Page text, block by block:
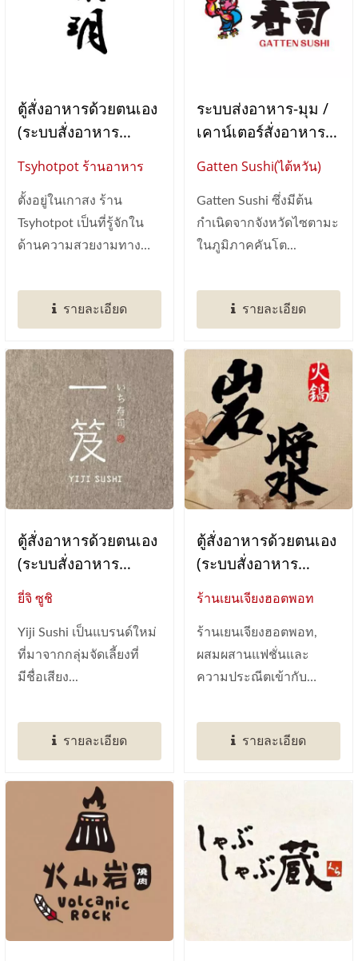
ตู้สั่งอาหารด้วยตนเอง
(ระบบสั่งอาหาร
แท็บเล็ต)
Tsyhotpot ร้านอาหาร
ตั้งอยู่ในเกาสง ร้าน
Tsyhotpot เป็นที่รู้จักใน
ด้านความสวยงามทาง
รายละเอียด
ระบบส่งอาหาร-มุม /
เคาน์เตอร์สั่งอาหาร
ด้วยตนเอง (ระบบสั่ง
อาหารแท็บเล็ต) /
สายพานซูชิ (ระบบส่ง
อาหาร)
Gatten Sushi(ไต้หวัน)
Gatten Sushi ซึ่งมีต้น
กำเนิดจากจังหวัดไซตามะ
ในภูมิภาคคันโต...
รายละเอียด
ตู้สั่งอาหารด้วยตนเอง
(ระบบสั่งอาหาร
แท็บเล็ต)
ยี่จิ ซูชิ
Yiji Sushi เป็นแบรนด์ใหม่
ที่มาจากกลุ่มจัดเลี้ยงที่
มีชื่อเสียง...
รายละเอียด
ตู้สั่งอาหารด้วยตนเอง
(ระบบสั่งอาหาร
แท็บเล็ต)
ร้านเยนเจียงฮอตพอท
ร้านเยนเจียงฮอตพอท,
ผสมผสานแฟชั่นและ
ความประณีตเข้ากับ
รายละเอียด